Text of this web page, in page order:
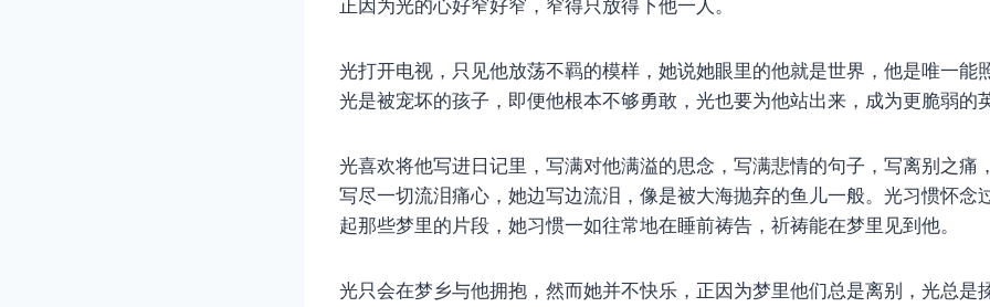
正因为光的心好窄好窄，窄得只放得下他一人。
光打开电视，只见他放荡不羁的模样，她说她眼里的他就是世界，他是唯一能
光是被宠坏的孩子，即便他根本不够勇敢，光也要为他站出来，成为更脆弱的
光喜欢将他写进日记里，写满对他满溢的思念，写满悲情的句子，写离别之痛
写尽一切流泪痛心，她边写边流泪，像是被大海抛弃的鱼儿一般。光习惯怀念
起那些梦里的片段，她习惯一如往常地在睡前祷告，祈祷能在梦里见到他。
光只会在梦乡与他拥抱，然而她并不快乐，正因为梦里他们总是离别，光总是